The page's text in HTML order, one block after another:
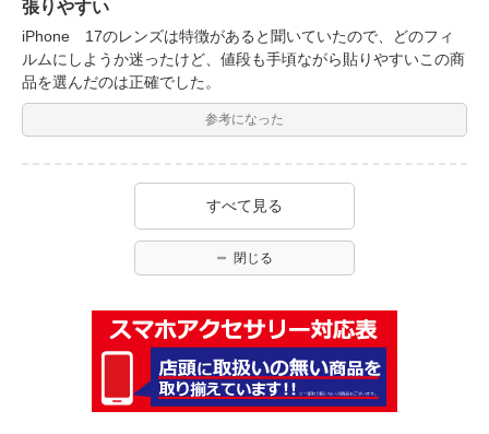
張りやすい
iPhone 17のレンズは特徴があると聞いていたので、どのフィ
ルムにしようか迷ったけど、値段も手頃ながら貼りやすいこの商
品を選んだのは正確でした。
参考になった
すべて見る
閉じる